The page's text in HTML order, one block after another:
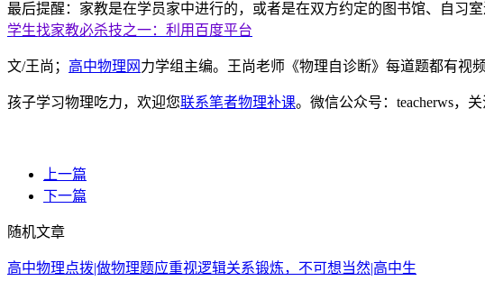
最后提醒：家教是在学员家中进行的，或者是在双方约定的图书馆、自习
学生找家教必杀技之一：利用百度平台
文/王尚； 高中物理网 力学组主编。王尚老师《物理自诊断》每道题都有视
孩子学习物理吃力，欢迎您联系笔者物理补课。微信公众号：teacherws，
上一篇
下一篇
随机文章
高中物理点拨|做物理题应重视逻辑关系锻炼，不可想当然|高中生